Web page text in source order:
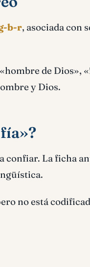
b-r, asociada con
de Dios»,
y Dios.
confiar. La ficha
no está